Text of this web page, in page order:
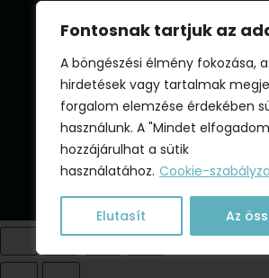
Fontosnak tartjuk az
A böngészési élmény fokozása,
hirdetések vagy tartalmak
forgalom elemzése érdekében
használunk. A "Mindet
hozzájárulhat a sütik
használatához. Cookie-
Elutasít Az
Jonathermál